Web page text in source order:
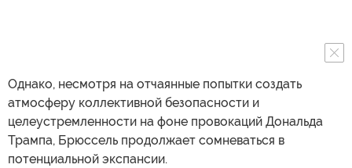
Однако, несмотря на отчаянные попытки создать
атмосферу коллективной безопасности и
целеустремленности на фоне провокаций Дональда
Трампа, Брюссель продолжает сомневаться в
потенциальной экспансии.